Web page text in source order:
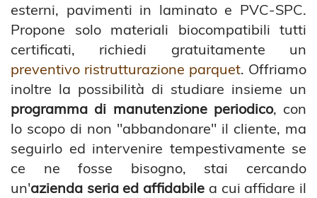
esterni, pavimenti in laminato e PVC-SPC.
Propone solo materiali biocompatibili tutti
certificati, richiedi gratuitamente un
preventivo ristrutturazione parquet. Offriamo
inoltre la possibilità di studiare insieme un
programma di manutenzione periodico, con
lo scopo di non "abbandonare" il cliente, ma
seguirlo ed intervenire tempestivamente se
ce ne fosse bisogno, stai cercando
un'azienda seria ed affidabile a cui affidare il